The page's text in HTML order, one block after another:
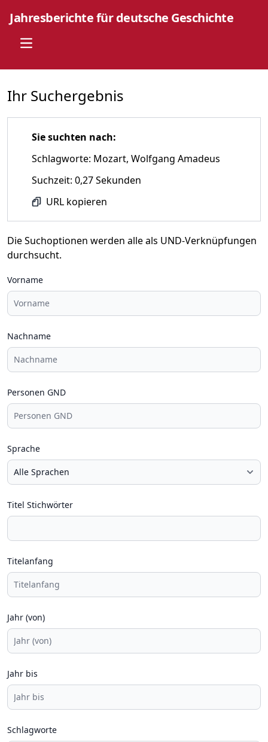
Jahresberichte für deutsche Geschichte
Open main menu
Ihr Suchergebnis
Sie suchten nach:
Schlagworte: Mozart, Wolfgang Amadeus
Suchzeit: 0,27 Sekunden
URL kopieren
Die Suchoptionen werden alle als UND-Verknüpfungen
durchsucht.
Vorname
Nachname
Personen GND
Sprache
Titel Stichwörter
Titelanfang
Jahr (von)
Jahr bis
Schlagworte